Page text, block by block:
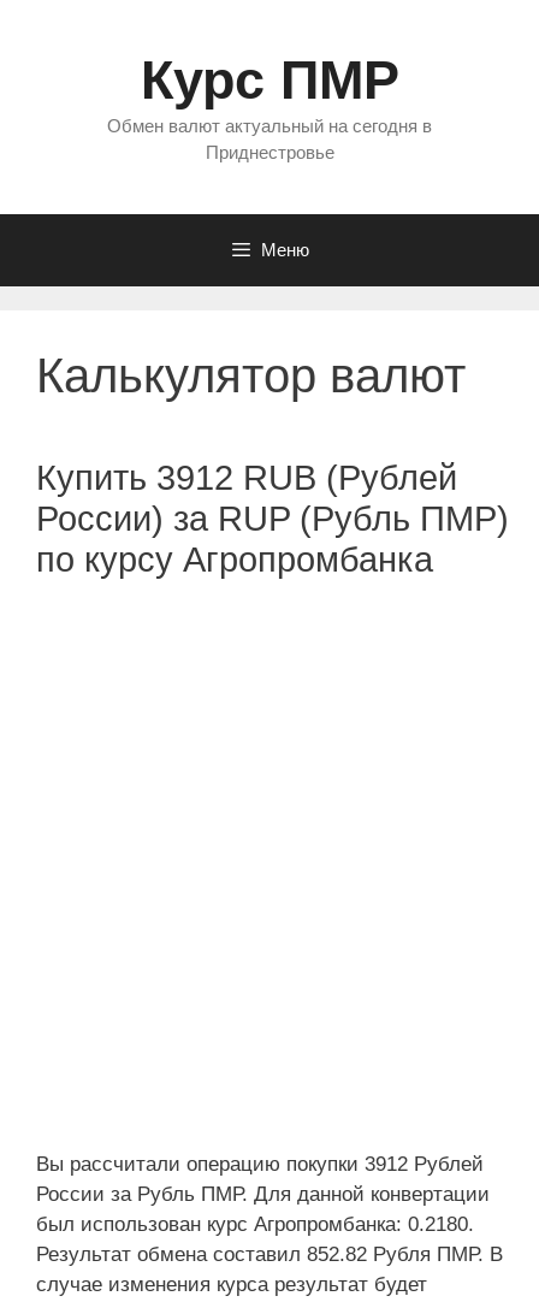
Курс ПМР
Обмен валют актуальный на сегодня в
Приднестровье
Меню
Калькулятор валют
Купить 3912 RUB (Рублей
России) за RUP (Рубль ПМР)
по курсу Агропромбанка
Вы рассчитали операцию покупки 3912 Рублей
России за Рубль ПМР. Для данной конвертации
был использован курс Агропромбанка: 0.2180.
Результат обмена составил 852.82 Рубля ПМР. В
случае изменения курса результат будет